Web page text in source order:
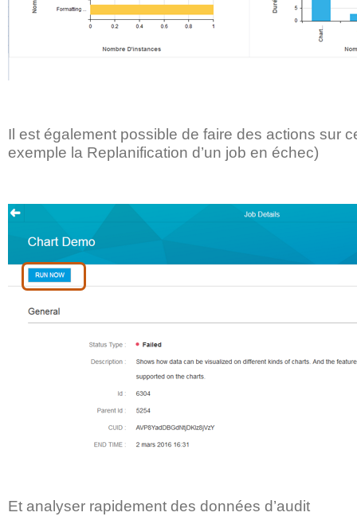
Il est également possible de faire des actions sur
exemple la Replanification d’un job en échec)
Et analyser rapidement des données d’audit